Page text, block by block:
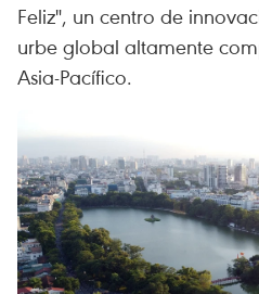
Feliz", un centro de
urbe global altamente
Asia-Pacífico.